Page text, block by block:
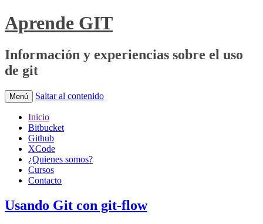
Aprende GIT
Información y experiencias sobre el uso
de git
Menú Saltar al contenido
Inicio
Bitbucket
Github
XCode
¿Quienes somos?
Cursos
Contacto
Usando Git con git-flow